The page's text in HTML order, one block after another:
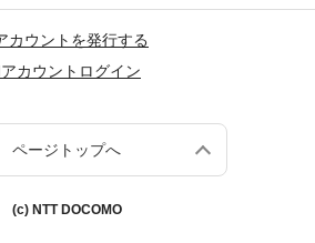
カウントを発行する
カウントログイン
ページトップへ
(c) NTT DOCOMO